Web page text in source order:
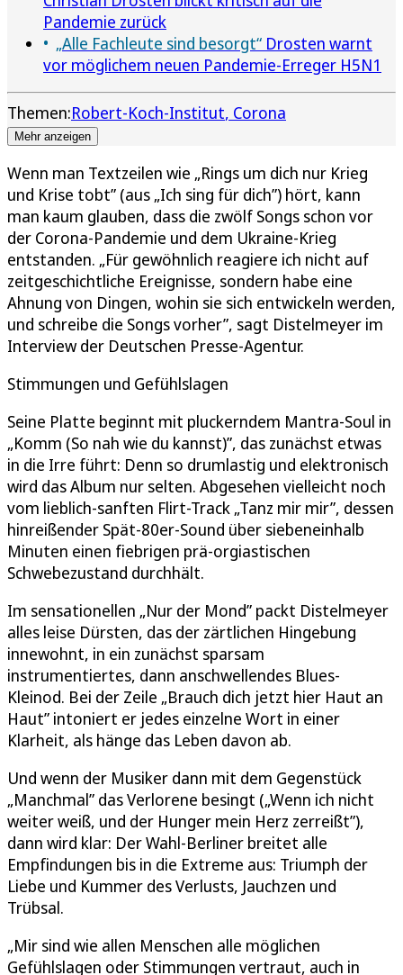
Pandemie zurück
„Alle Fachleute sind besorgt“ Drosten warnt
vor möglichem neuen Pandemie-Erreger H5N1
Themen:Robert-Koch-Institut Corona
Mehr anzeigen
Wenn man Textzeilen wie „Rings um dich nur Krieg
und Krise tobt” (aus „Ich sing für dich”) hört, kann
man kaum glauben, dass die zwölf Songs schon vor
der Corona-Pandemie und dem Ukraine-Krieg
entstanden. „Für gewöhnlich reagiere ich nicht auf
zeitgeschichtliche Ereignisse, sondern habe eine
Ahnung von Dingen, wohin sie sich entwickeln werden,
und schreibe die Songs vorher”, sagt Distelmeyer im
Interview der Deutschen Presse-Agentur.
Stimmungen und Gefühlslagen
Seine Platte beginnt mit pluckerndem Mantra-Soul in
„Komm (So nah wie du kannst)”, das zunächst etwas
in die Irre führt: Denn so drumlastig und elektronisch
wird das Album nur selten. Abgesehen vielleicht noch
vom lieblich-sanften Flirt-Track „Tanz mir mir”, dessen
hinreißender Spät-80er-Sound über siebeneinhalb
Minuten einen fiebrigen prä-orgiastischen
Schwebezustand durchhält.
Im sensationellen „Nur der Mond” packt Distelmeyer
alles leise Dürsten, das der zärtlichen Hingebung
innewohnt, in ein zunächst sparsam
instrumentiertes, dann anschwellendes Blues-
Kleinod. Bei der Zeile „Brauch dich jetzt hier Haut an
Haut” intoniert er jedes einzelne Wort in einer
Klarheit, als hänge das Leben davon ab.
Und wenn der Musiker dann mit dem Gegenstück
„Manchmal” das Verlorene besingt („Wenn ich nicht
weiter weiß, und der Hunger mein Herz zerreißt”),
dann wird klar: Der Wahl-Berliner breitet alle
Empfindungen bis in die Extreme aus: Triumph der
Liebe und Kummer des Verlusts, Jauchzen und
Trübsal.
„Mir sind wie allen Menschen alle möglichen
Gefühlslagen oder Stimmungen vertraut, auch in